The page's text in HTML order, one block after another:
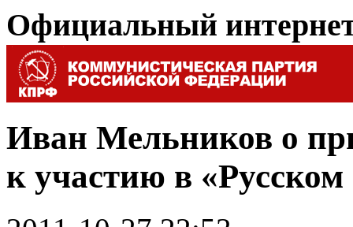
Официальный
Иван Мельников о
к участию в